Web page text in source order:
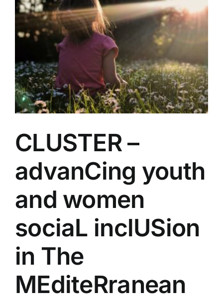
CLUSTER –
advanCing youth
and women
sociaL inclUSion
in The
MEditeRranean